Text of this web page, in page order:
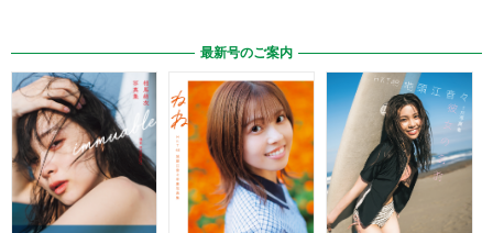
最新号のご案内